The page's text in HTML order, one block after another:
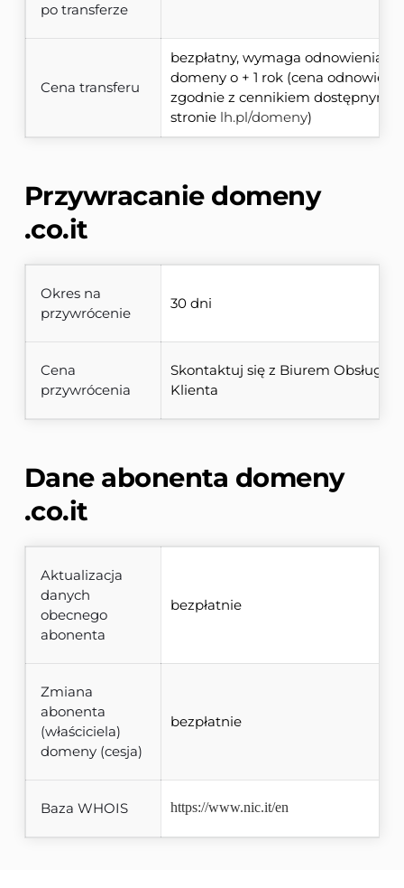
po transferze
Cena transferu
bezpłatny, wymaga odnowienia
domeny o + 1 rok (cena
zgodnie z cennikiem dostępnym
stronie lh.pl/domeny)
Przywracanie domeny
.co.it
Okres na
przywrócenie
30 dni
Cena
przywrócenia
Skontaktuj się z Biurem Obsługi
Klienta
Dane abonenta domeny
.co.it
Aktualizacja
danych
obecnego
abonenta
bezpłatnie
Zmiana
abonenta
(właściciela)
domeny (cesja)
bezpłatnie
Baza WHOIS https://www.nic.it/en